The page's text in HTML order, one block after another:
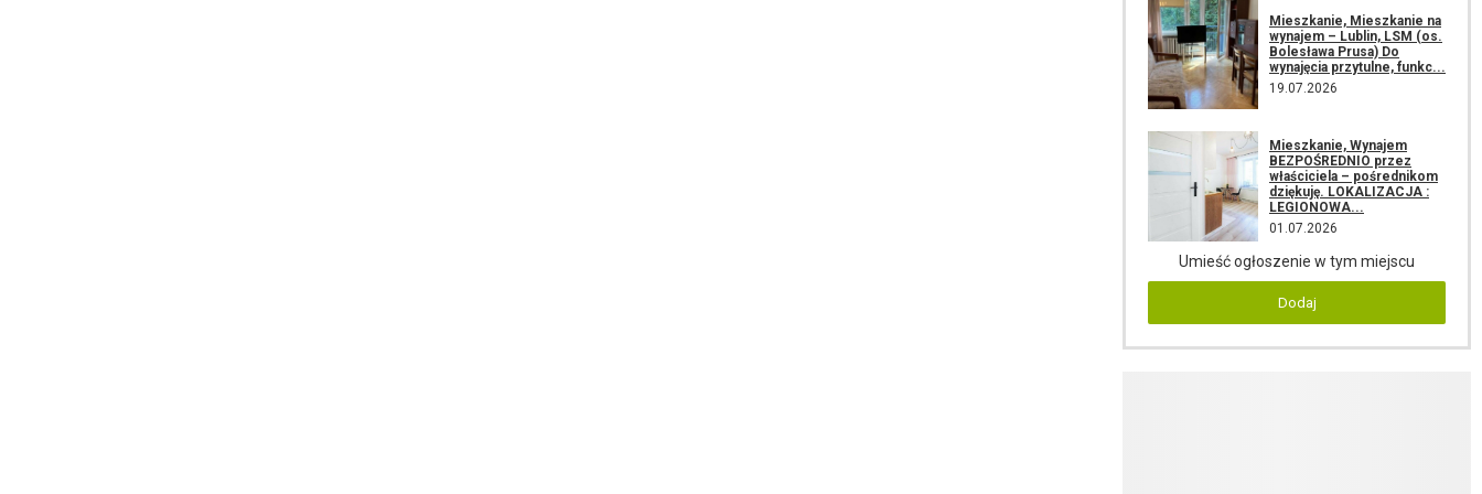
Mieszkanie, Mieszkanie na
wynajem – Lublin, LSM (os.
Bolesława Prusa) Do
wynajęcia przytulne, funkc...
19.07.2026
Mieszkanie, Wynajem
BEZPOŚREDNIO przez
właściciela – pośrednikom
dziękuję. LOKALIZACJA :
LEGIONOWA...
01.07.2026
Umieść ogłoszenie w tym miejscu
Dodaj